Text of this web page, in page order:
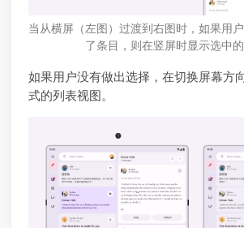
当从横屏（左图）过渡到右图时，如果用
了条目，则在竖屏时显示选中的
如果用户没有做出选择，在切换屏幕方
式的列表视图。